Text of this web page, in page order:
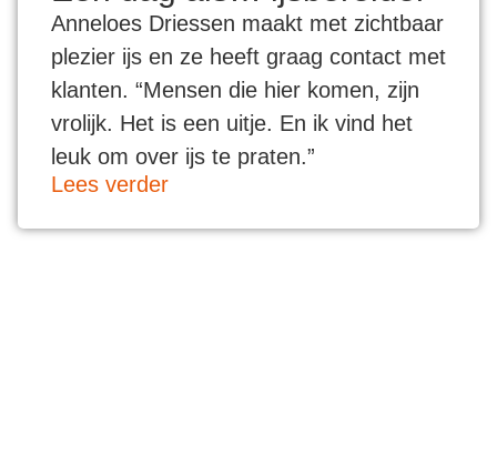
Anneloes Driessen maakt met zichtbaar
plezier ijs en ze heeft graag contact met
klanten. “Mensen die hier komen, zijn
vrolijk. Het is een uitje. En ik vind het
leuk om over ijs te praten.”
Lees verder